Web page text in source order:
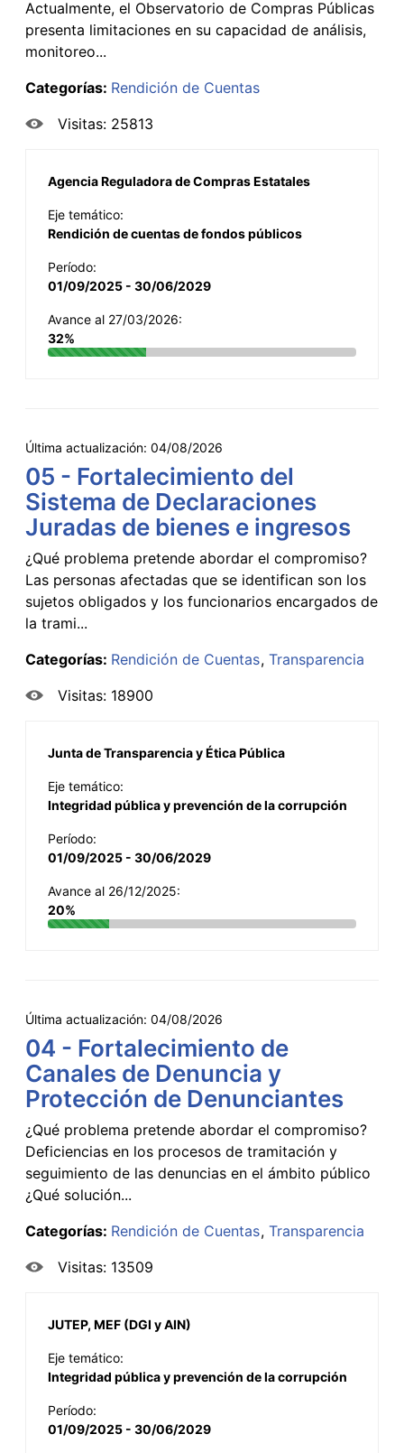
Actualmente, el Observatorio de Compras Públicas
presenta limitaciones en su capacidad de análisis,
monitoreo...
Categorías: Rendición de Cuentas
Visitas: 25813
Agencia Reguladora de Compras Estatales
Eje temático:
Rendición de cuentas de fondos públicos
Período:
01/09/2025 - 30/06/2029
Avance al 27/03/2026:
32%
Última actualización: 04/08/2026
05 - Fortalecimiento del
Sistema de Declaraciones
Juradas de bienes e ingresos
¿Qué problema pretende abordar el compromiso?
Las personas afectadas que se identifican son los
sujetos obligados y los funcionarios encargados de
la trami...
Categorías: Rendición de Cuentas Transparencia
Visitas: 18900
Junta de Transparencia y Ética Pública
Eje temático:
Integridad pública y prevención de la corrupción
Período:
01/09/2025 - 30/06/2029
Avance al 26/12/2025:
20%
Última actualización: 04/08/2026
04 - Fortalecimiento de
Canales de Denuncia y
Protección de Denunciantes
¿Qué problema pretende abordar el compromiso?
Deficiencias en los procesos de tramitación y
seguimiento de las denuncias en el ámbito público
¿Qué solución...
Categorías: Rendición de Cuentas Transparencia
Visitas: 13509
JUTEP, MEF (DGI y AIN)
Eje temático:
Integridad pública y prevención de la corrupción
Período:
01/09/2025 - 30/06/2029